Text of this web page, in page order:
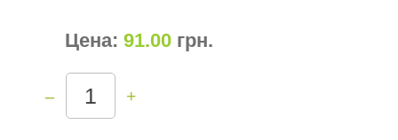
Цена: 91.00 грн.
– +